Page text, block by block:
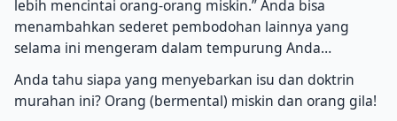
lebih mencintai orang-orang miskin.” Anda bisa
menambahkan sederet pembodohan lainnya yang
selama ini mengeram dalam tempurung Anda…
Anda tahu siapa yang menyebarkan isu dan doktrin
murahan ini? Orang (bermental) miskin dan orang gila!